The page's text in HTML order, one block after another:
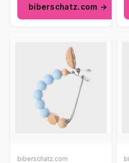
biberschatz.com →
biberschatz.com